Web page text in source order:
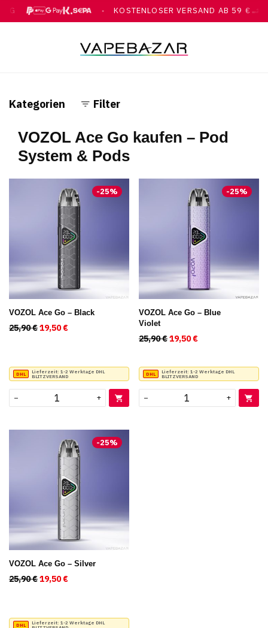
GOOGLE PAY, KLARNA, ÜBERWEISUNGKOSTENLOSER VERSAND AB 59 €
MIT DHL
Kategorien Filter
VOZOL Ace Go kaufen – Pod
System & Pods
-25%
VOZOL Ace Go – Black
25,90€Ursprünglicher Preis war: 25,90 €
19,50€ Aktueller Preis ist: 19,50 €.
Lieferzeit: 1-2 Werktage DHL
BLITZVERSAND
− +
-25%
VOZOL Ace Go – Blue
Violet
25,90€Ursprünglicher Preis
19,50€
Lieferzeit: 1-2 Werktage DHL
BLITZVERSAND
− +
-25%
VOZOL Ace Go – Silver
25,90€Ursprünglicher Preis war: 25,90 €
19,50€
Lieferzeit: 1-2 Werktage DHL